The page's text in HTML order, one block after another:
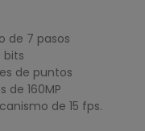
de 7 pasos
bits
de puntos
160MP
de 15 fps.